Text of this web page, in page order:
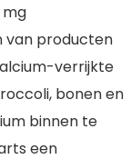
mg
van producten
verrijkte
bonen en
binnen te
een